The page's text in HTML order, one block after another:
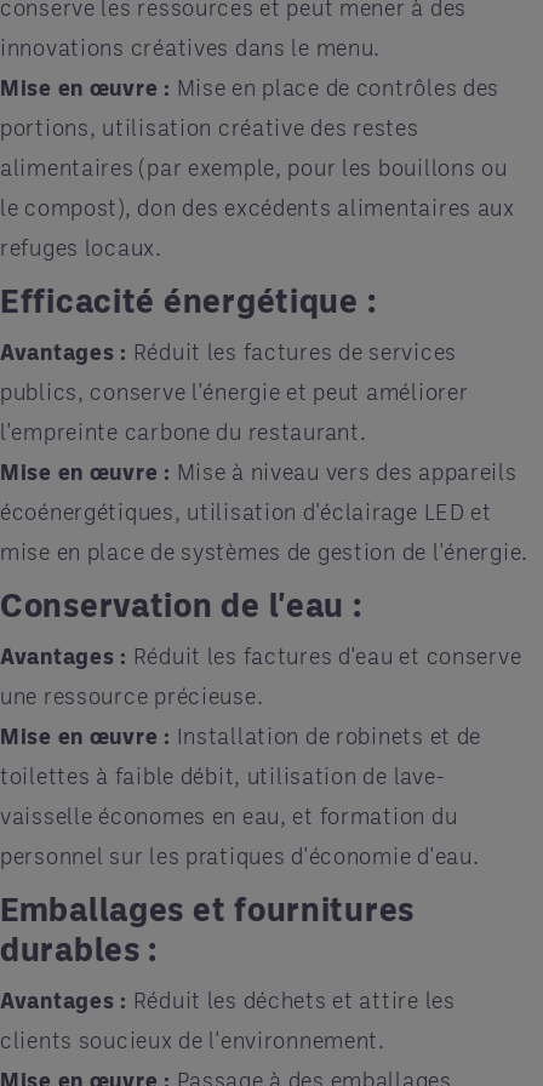
conserve les ressources et peut mener à des
innovations créatives dans le menu.
Mise en œuvre : Mise en place de contrôles des
portions, utilisation créative des restes
alimentaires (par exemple, pour les bouillons ou
le compost), don des excédents alimentaires aux
refuges locaux.
Efficacité énergétique :
Avantages : Réduit les factures de services
publics, conserve l'énergie et peut améliorer
l'empreinte carbone du restaurant.
Mise en œuvre : Mise à niveau vers des appareils
écoénergétiques, utilisation d'éclairage LED et
mise en place de systèmes de gestion de l'énergie.
Conservation de l'eau :
Avantages : Réduit les factures d'eau et conserve
une ressource précieuse.
Mise en œuvre : Installation de robinets et de
toilettes à faible débit, utilisation de lave-
vaisselle économes en eau, et formation du
personnel sur les pratiques d'économie d'eau.
Emballages et fournitures
durables :
Avantages : Réduit les déchets et attire les
clients soucieux de l'environnement.
Mise en œuvre : Passage à des emballages